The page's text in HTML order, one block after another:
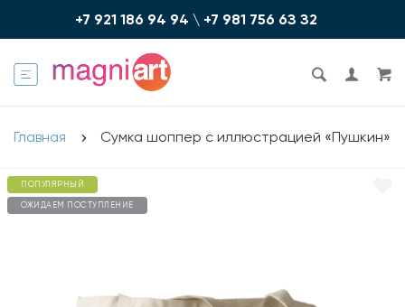
+7 921 186 94 94 \ +7 981 756 6З З2
Главная Сумка шоппер с иллюстрацией «Пушкин»
ПОПУЛЯРНЫЙ
ОЖИДАЕМ ПОСТУПЛЕНИЕ